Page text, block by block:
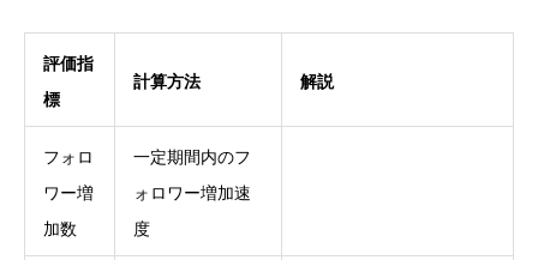
評価指
標
計算方法 解説
フォロ
ワー増
加数
一定期間内のフ
ォロワー増加速
度